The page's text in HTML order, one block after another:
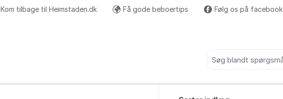
Kom tilbage til Heimstaden.dk Få gode beboertips Følg os på facebook